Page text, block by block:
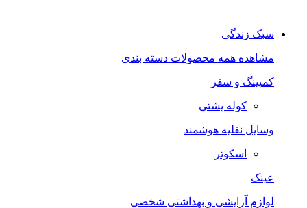
سبک زندگی
مشاهده همه محصولات دسته بندی
کمپینگ و سفر
کوله پشتی
وسایل نقلیه هوشمند
اسکوتر
عینک
لوازم آرایشی و بهداشتی شخصی